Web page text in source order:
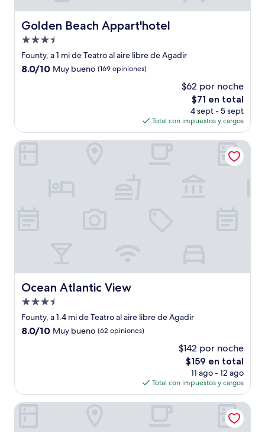
Golden Beach Appart'hotel
Golden Beach Appart'hotel
Propiedad
de
3.5
Founty, a 1 mi de Teatro al aire libre de Agadir
8.0
opiniones)
8.0/10 Muy bueno (169 opiniones)
$62 por noche
El
precio
actual
es
de
$71 en total
4 sept - 5 sept
Total con impuestos y cargos
Ocean Atlantic View
Ocean Atlantic View
Propiedad
de
3.5
Founty, a 1.4 mi de Teatro al aire libre de Agadir
8.0
opiniones)
8.0/10 Muy bueno (62 opiniones)
$142 por noche
El
precio
actual
es
de
$159 en total
11 ago - 12 ago
Total con impuestos y cargos
Ocean Atlantic View
AGADIR BEACH CLUB HOTEL